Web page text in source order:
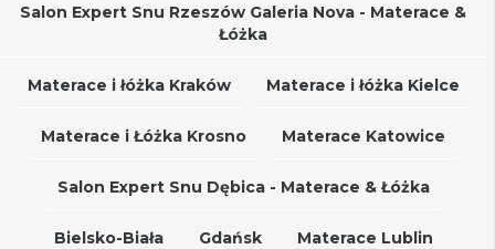
Salon Expert Snu Rzeszów Galeria Nova - Materace &
Łóżka
Materace i łóżka Kraków Materace i łóżka Kielce
Materace i Łóżka Krosno Materace Katowice
Salon Expert Snu Dębica - Materace & Łóżka
Bielsko-Biała Gdańsk Materace Lublin